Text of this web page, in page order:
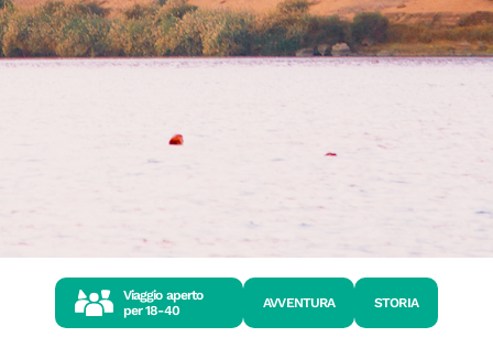
Viaggio aperto
per18-40
AVVENTURA STORIA